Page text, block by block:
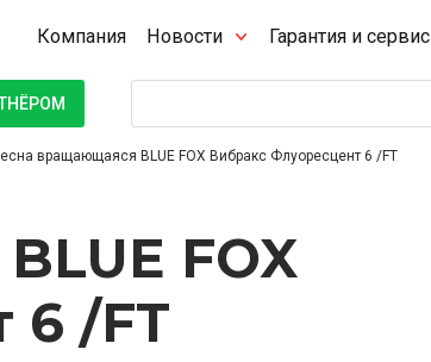
Компания Новости Гарантия и сервис
вращающаяся BLUE FOX Вибракс Флуоресцент 6 /FT
FOX
6 /FT